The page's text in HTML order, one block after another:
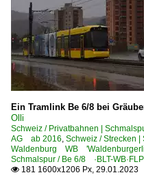
Ein Tramlink Be 6/8 bei
Olli
Schweiz / Privatbahnen |
AG ab 2016, Schweiz / Strecken
Waldenburg WB
Schmalspur / Be 6/8 ·BLT-
 181 1600x1206 Px, 29.01.2023